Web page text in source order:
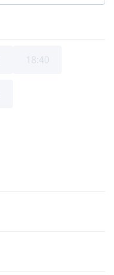
18:40